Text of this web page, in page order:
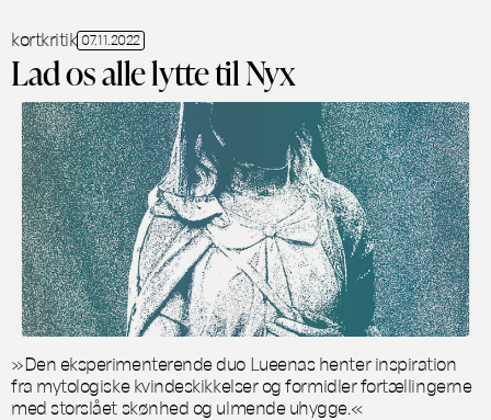
kortkritik 07.11.2022
Lad os alle lytte til Nyx
»Den eksperimenterende duo Lueenas henter inspiration
fra mytologiske kvindeskikkelser og formidler fortællingerne
med storslået skønhed og ulmende uhygge.«